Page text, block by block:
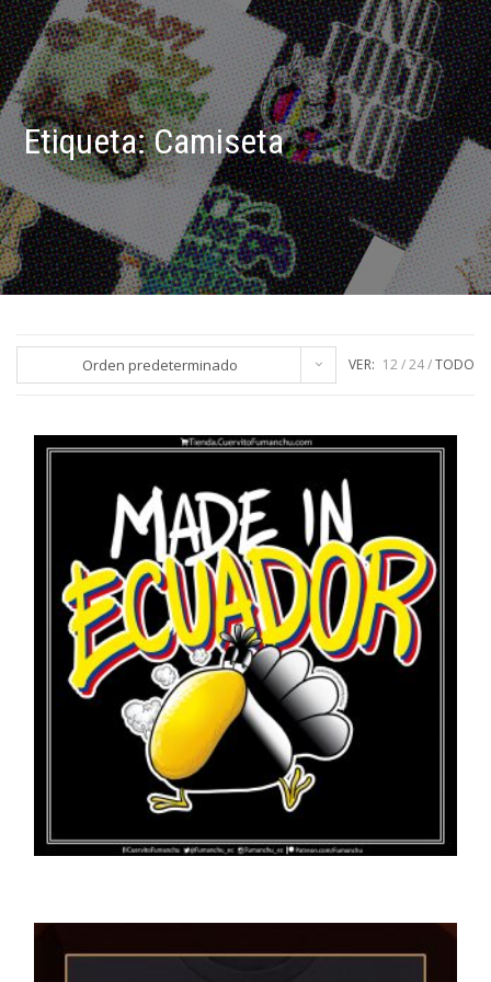
Etiqueta:Camiseta
Orden predeterminado VER: 12 24 TODO
Fumanchú “Made in ECUADOR”
$24